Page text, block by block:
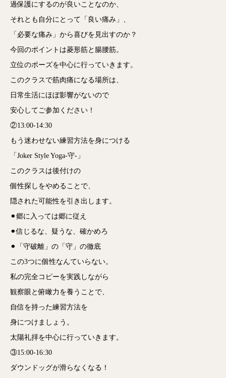
過保護にするのが良いことなのか、
それとも自分にとって「良い痛み」、
「必要な痛み」から喜びを見出すのか？
今回のポイントは菱形筋と腸腰筋。
立位のポーズを中心に行っていきます。
このクラスで筋肉痛になる場所は、
日常生活にほぼ影響がないので
安心してご参加ください！
②13:00-14:30
もう迷わせない練習方法を身につける
「Joker Style Yoga-守-」
このクラスは後付けの
個性探しをやめることで、
隠された可能性を引き出します。
⚫︎郷に入っては郷に従え
⚫︎信じるな、疑うな、確かめろ
⚫︎「守破離」の「守」の徹底
この3つに個性なんていらない。
私の完全コピーを実践しながら
観察眼と俯瞰力を養うことで、
自信を持った練習方法を
身につけましょう。
太陽礼拝を中心に行っていきます。
③15:00-16:30
ダウンドッグが滑らなくなる！